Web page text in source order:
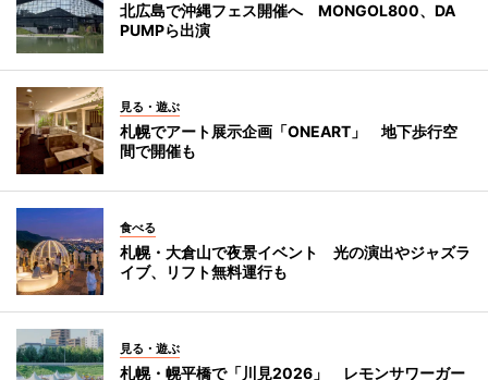
北広島で沖縄フェス開催へ MONGOL800、DA
PUMPら出演
見る・遊ぶ
札幌でアート展示企画「ONEART」 地下歩行空
間で開催も
食べる
札幌・大倉山で夜景イベント 光の演出やジャズラ
イブ、リフト無料運行も
見る・遊ぶ
札幌・幌平橋で「川見2026」 レモンサワーガー